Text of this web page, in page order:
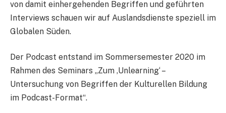
von damit einhergehenden Begriffen und geführten
Interviews schauen wir auf Auslandsdienste speziell im
Globalen Süden.
Der Podcast entstand im Sommersemester 2020 im
Rahmen des Seminars „Zum ,Unlearning‘ –
Untersuchung von Begriffen der Kulturellen Bildung
im Podcast-Format“.